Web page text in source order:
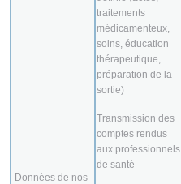
Données de nos
traitements
médicamenteux,
soins, éducation
thérapeutique,
préparation de la
sortie)
Transmission des
comptes rendus
aux professionnels
de santé